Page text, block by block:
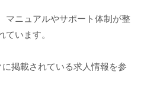
マニュアルやサポート体制が整
ています。
掲載されている求人情報を参